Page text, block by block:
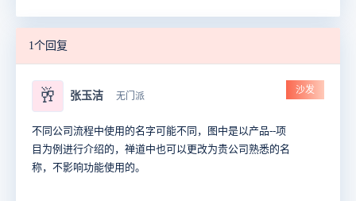
1个回复
🥂 张玉洁 无门派
沙发
不同公司流程中使用的名字可能不同，图中是以产品--项
目为例进行介绍的，禅道中也可以更改为贵公司熟悉的名
称，不影响功能使用的。